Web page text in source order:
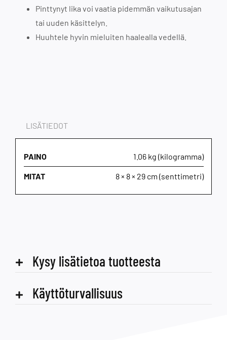
Pinttynyt lika voi vaatia pidemmän vaikutusajan
tai uuden käsittelyn.
Huuhtele hyvin mieluiten haalealla vedellä.
LISÄTIEDOT
PAINO 1.06 kg (kilogramma)
MITAT 8 × 8 × 29 cm (senttimetri)
Kysy lisätietoa tuotteesta
Käyttöturvallisuus